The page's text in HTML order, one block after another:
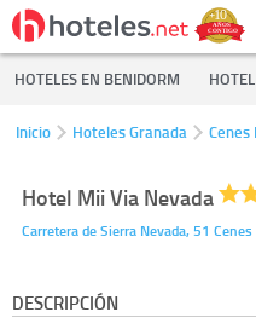
HOTELES EN BENIDORM
Inicio Hoteles Granada Cenes
Hotel Mii Via Nevada
Carretera de Sierra Nevada, 51 Cenes
DESCRIPCIÓN